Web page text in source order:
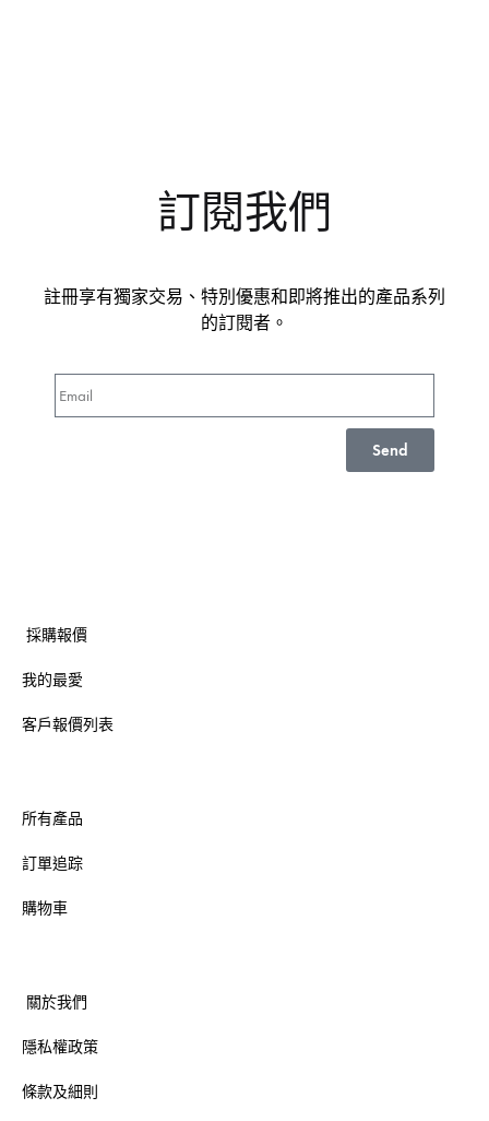
訂閱我們
註冊享有獨家交易、特別優惠和即將推出的產品系列
的訂閱者。
Send
採購報價
我的最愛
客戶報價列表
所有產品
訂單追踪
購物車
關於我們
隱私權政策
條款及細則